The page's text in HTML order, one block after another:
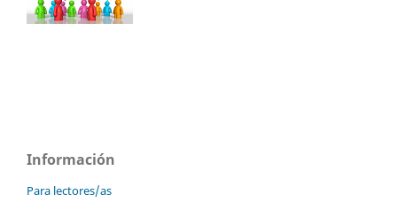
Información
Para lectores/as